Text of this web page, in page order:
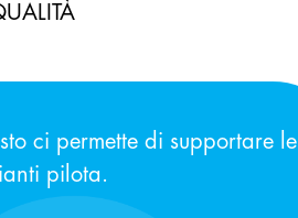
ci permette di supportare le
pilota.